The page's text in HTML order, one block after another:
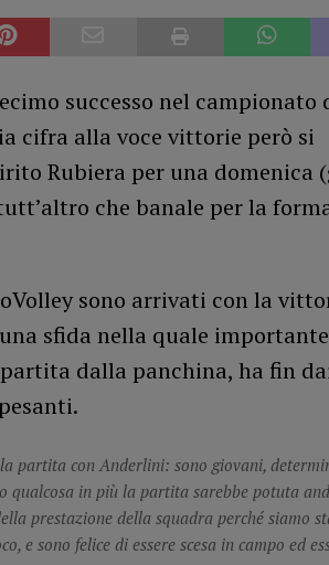
successo nel campionato
cifra alla voce vittorie però si
Rubiera per una domenica
che banale per la
sono arrivati con la
sfida nella quale
dalla panchina, ha fin
partita con Anderlini: sono giovani,
qualcosa in più la partita sarebbe potuta
prestazione della squadra perché siamo
e sono felice di essere scesa in campo ed